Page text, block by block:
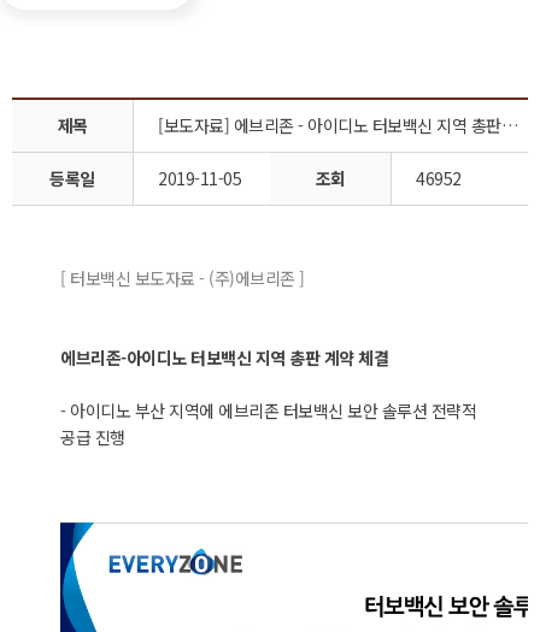
제목 [보도자료] 에브리존 - 아이디노 터보백신 지역 총판 계약 체결
등록일 2019-11-05 조회 46952
[ 터보백신 보도자료 - (주)에브리존 ]
에브리존-아이디노 터보백신 지역 총판 계약 체결
- 아이디노 부산 지역에 에브리존 터보백신 보안 솔루션 전략적
공급 진행